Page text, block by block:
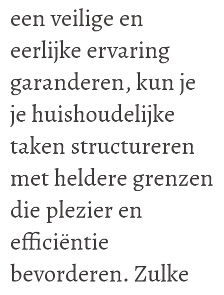
een veilige en
eerlijke ervaring
garanderen, kun je
je huishoudelijke
taken structureren
met heldere grenzen
die plezier en
efficiëntie
bevorderen. Zulke